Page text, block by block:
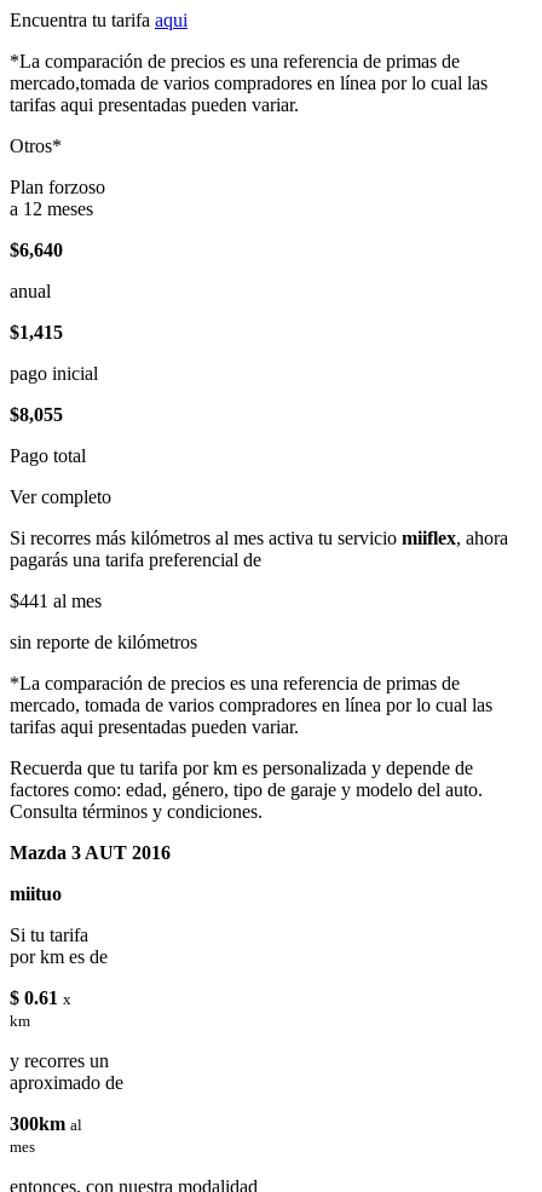
Encuentra tu tarifa aqui
*La comparación de precios es una referencia de primas de
mercado,tomada de varios compradores en línea por lo cual las
tarifas aqui presentadas pueden variar.
Otros*
Plan forzoso
a 12 meses
$6,640
anual
$1,415
pago inicial
$8,055
Pago total
Ver completo
Si recorres más kilómetros al mes activa tu servicio miiflex, ahora
pagarás una tarifa preferencial de
$441 al mes
sin reporte de kilómetros
*La comparación de precios es una referencia de primas de
mercado, tomada de varios compradores en línea por lo cual las
tarifas aqui presentadas pueden variar.
Recuerda que tu tarifa por km es personalizada y depende de
factores como: edad, género, tipo de garaje y modelo del auto.
Consulta términos y condiciones.
Mazda 3 AUT 2016
miituo
Si tu tarifa
por km es de
$ 0.61 x
km
y recorres un
aproximado de
300km al
mes
entonces, con nuestra modalidad